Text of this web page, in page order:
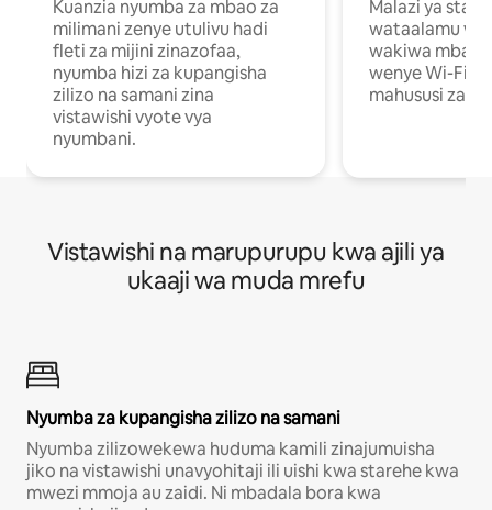
Kuanzia nyumba za mbao za
milimani zenye utulivu hadi
fleti za mijini zinazofaa,
nyumba hizi za kupangisha
zilizo na samani zina
vistawishi vyote vya
nyumbani.
Malazi ya
wataalamu
wakiwa mbali
wenye Wi-Fi
mahususi za
Vistawishi na marupurupu kwa ajili ya
ukaaji wa muda mrefu
Nyumba za kupangisha zilizo na samani
Nyumba zilizowekewa huduma kamili zinajumuisha
jiko na vistawishi unavyohitaji ili uishi kwa starehe kwa
mwezi mmoja au zaidi. Ni mbadala bora kwa